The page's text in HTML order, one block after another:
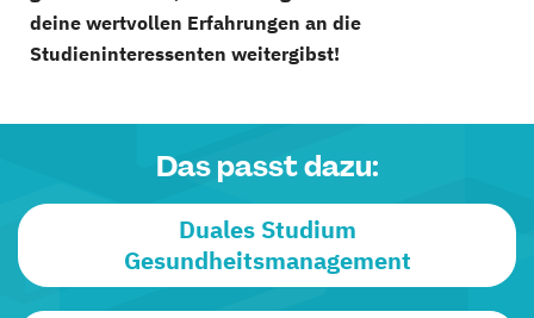
deine wertvollen Erfahrungen an die
Studieninteressenten weitergibst!
Das passt dazu:
Duales Studium
Gesundheitsmanagement